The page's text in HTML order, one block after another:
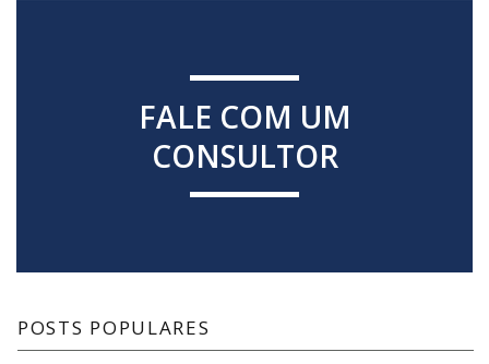
FALE COM UM
CONSULTOR
POSTS POPULARES